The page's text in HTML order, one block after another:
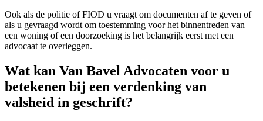
Ook als de politie of FIOD u vraagt om documenten af te geven of
als u gevraagd wordt om toestemming voor het binnentreden van
een woning of een doorzoeking is het belangrijk eerst met een
advocaat te overleggen.
Wat kan Van Bavel Advocaten voor u
betekenen bij een verdenking van
valsheid in geschrift?